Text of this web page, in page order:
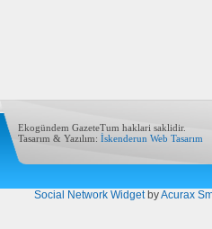
Ekogündem GazeteTum haklari saklidir.
Tasarım & Yazılım: İskenderun Web Tasarım
Social Network WidgetbyAcurax